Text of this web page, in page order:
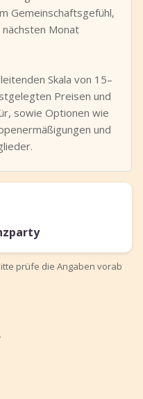
Gemeinschaftsgefühl,
Monat
Skala von 15–
Preisen und
sowie Optionen wie
und
prüfe die Angaben vorab